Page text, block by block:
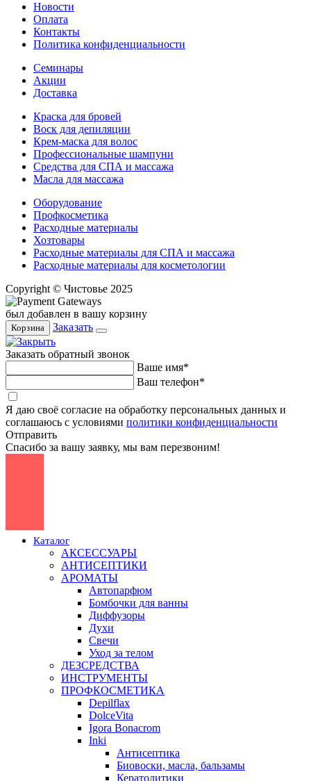
Новости
Оплата
Контакты
Политика конфиденциальности
Семинары
Акции
Доставка
Краска для бровей
Воск для депиляции
Крем-маска для волос
Профессиональные шампуни
Средства для СПА и массажа
Масла для массажа
Оборудование
Профкосметика
Расходные материалы
Хозтовары
Расходные материалы для СПА и массажа
Расходные материалы для косметологии
Copyright © Чистовье 2025
был добавлен в вашу корзину
Корзина Заказать
Заказать обратный звонок
Ваше имя*
Ваш телефон*
Я даю своё согласие на обработку персональных данных и
соглашаюсь с условиями политики конфиденциальности
Отправить
Спасибо за вашу заявку, мы вам перезвоним!
Каталог
АКСЕССУАРЫ
АНТИСЕПТИКИ
АРОМАТЫ
Автопарфюм
Бомбочки для ванны
Диффузоры
Духи
Свечи
Уход за телом
ДЕЗСРЕДСТВА
ИНСТРУМЕНТЫ
ПРОФКОСМЕТИКА
Depilflax
DolceVita
Igora Bonacrom
Inki
Антисептика
Биовоски, масла, бальзамы
Кератолитики